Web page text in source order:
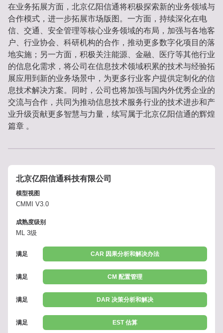
在业务拓展方面，北京亿阳信通将积极探索新的业务领域与
合作模式，进一步拓展市场版图。一方面，持续深化在电
信、交通、安全管理等核心业务领域的布局，加强与各地客
户、行业协会、科研机构的合作，推动更多数字化项目的落
地实施；另一方面，积极关注能源、金融、医疗等其他行业
的信息化需求，将公司在信息技术领域积累的技术与经验拓
展应用到新的业务场景中，为更多行业客户提供定制化的信
息技术解决方案。同时，公司也将加强与国内外优秀企业的
交流与合作，共同为推动信息技术服务行业的技术进步和产
业升级贡献更多智慧与力量，续写属于北京亿阳信通的辉煌
篇章 。
北京亿阳信通科技有限公司
模型视图
CMMI V3.0
成熟度级别
ML 3级
满足 CAR 因果分析和解决办法
满足 CM 配置管理
满足 DAR 决策分析和解决
满足 EST 估算